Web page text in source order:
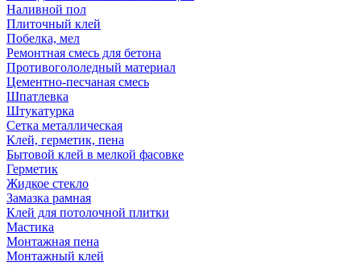
Наливной пол
Плиточный клей
Побелка, мел
Ремонтная смесь для бетона
Противогололедный материал
Цементно-песчаная смесь
Шпатлевка
Штукатурка
Сетка металлическая
Клей, герметик, пена
Бытовой клей в мелкой фасовке
Герметик
Жидкое стекло
Замазка рамная
Клей для потолочной плитки
Мастика
Монтажная пена
Монтажный клей